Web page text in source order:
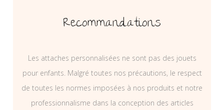
Recommandations
Les attaches personnalisées ne sont pas des jouets
pour enfants. Malgré toutes nos précautions, le respect
de toutes les normes imposées à nos produits et notre
professionnalisme dans la conception des articles